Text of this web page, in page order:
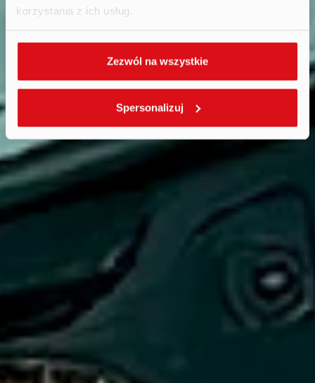
korzystania z ich usług.
Zezwól na wszystkie
Spersonalizuj